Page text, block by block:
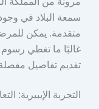
سمعة البلاد في
متقدمة. يمكن
غالبًا ما تغطي رسوم
تقديم تفاصيل
التجربة الإيبيرية: